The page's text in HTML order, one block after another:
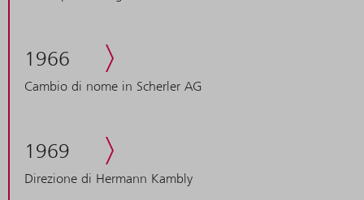
1966
Cambio di nome in Scherler AG
1969
Direzione di Hermann Kambly